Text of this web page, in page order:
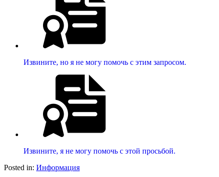
Извините, но я не могу помочь с этим запросом.
Извините, я не могу помочь с этой просьбой.
Posted in: Информация